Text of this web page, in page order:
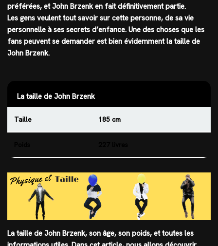
préférées, etJohn Brzenken fait définitivement partie.
Les gens veulent tout savoir sur cette personne, de sa vie
personnelle à ses secrets d’enfance. Une des choses que les
fans peuvent se demander est bien évidemment la taille de
John Brzenk.
La taille de John Brzenk
Taille 185 cm
La taille de John Brzenk, son âge, son poids, et toutes les